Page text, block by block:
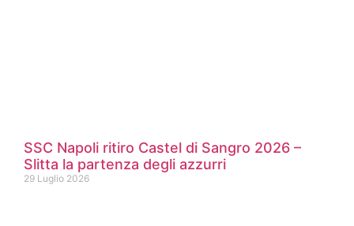
SSC Napoli ritiro Castel di Sangro 2026 –
Slitta la partenza degli azzurri
29 Luglio 2026